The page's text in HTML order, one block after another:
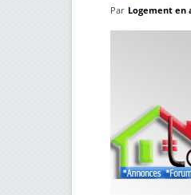
Par Logement en